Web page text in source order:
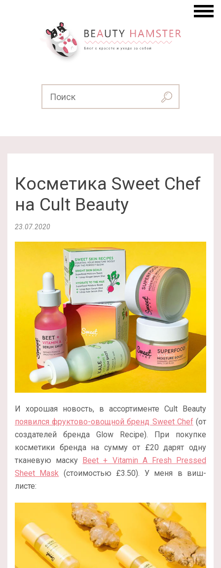
Косметика Sweet Chef
на Cult Beauty
23.07.2020
И хорошая новость, в ассортименте Cult Beauty
появился фруктово-овощной бренд Sweet Chef(от
создателей бренда Glow Recipe). При покупке
косметики бренда на сумму от £20 дарят одну
тканевую маску Beet + Vitamin A Fresh Pressed
Sheet Mask (стоимостью £3.50). У меня в виш-
листе: